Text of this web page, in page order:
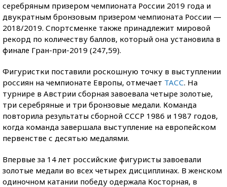
серебряным призером чемпионата России 2019 года и
двукратным бронзовым призером чемпионата России —
2018/2019. Спортсменке также принадлежит мировой
рекорд по количеству баллов, который она установила в
финале Гран-при-2019 (247,59).
Фигуристки поставили роскошную точку в выступлении
россиян на чемпионате Европы, отмечает ТАСС. На
турнире в Австрии сборная завоевала четыре золотые,
три серебряные и три бронзовые медали. Команда
повторила результаты сборной СССР 1986 и 1987 годов,
когда команда завершала выступление на европейском
первенстве с десятью медалями.
Впервые за 14 лет российские фигуристы завоевали
золотые медали во всех четырех дисциплинах. В женском
одиночном катании победу одержала Косторная, в